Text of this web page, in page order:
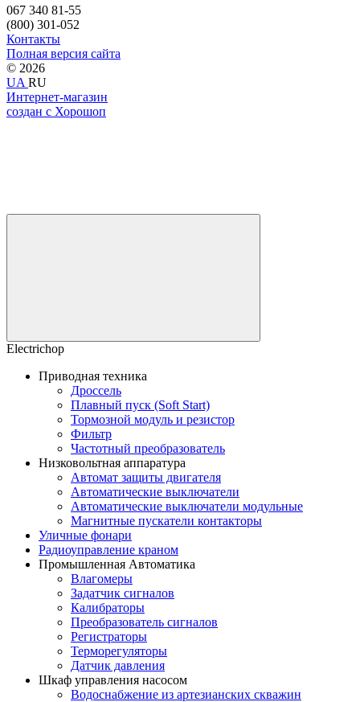
067 340 81-55
(800) 301-052
Контакты
Полная версия сайта
© 2026
UA RU
Интернет-магазин
создан с Хорошоп
Electrichop
Приводная техника
Дроссель
Плавный пуск (Soft Start)
Тормозной модуль и резистор
Фильтр
Частотный преобразователь
Низковольтная аппаратура
Автомат защиты двигателя
Автоматические выключатели
Автоматические выключатели модульные
Магнитные пускатели контакторы
Уличные фонари
Радиоуправление краном
Промышленная Автоматика
Влагомеры
Задатчик сигналов
Калибраторы
Преобразователь сигналов
Регистраторы
Терморегуляторы
Датчик давления
Шкаф управления насосом
Водоснабжение из артезианских скважин